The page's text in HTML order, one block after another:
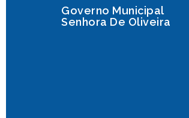
Governo Municipal
Senhora De Oliveira